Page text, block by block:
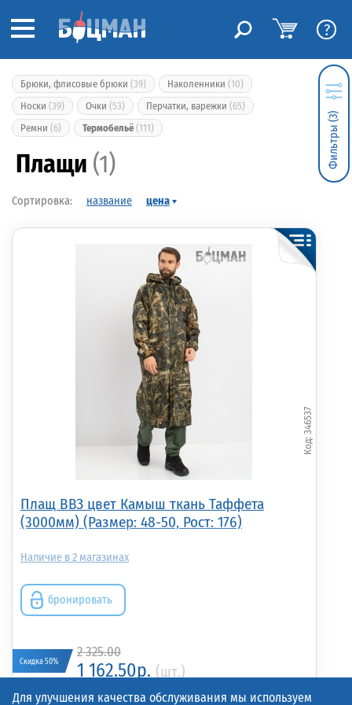
?
Брюки, флисовые брюки (39) Наколенники (10)
Носки (39) Очки (53) Перчатки, варежки (65)
Ремни (6) Термобельё (111)
Плащи (1)
название цена
Плащ ВВЗ цвет Камыш ткань Таффета
(3000мм) (Размер: 48-50, Рост: 176)
346537
2
бронировать
Скидка 50%
2 325.00
1 162.50р. (шт.)
Фильтры (3)
Для улучшения качества обслуживания мы используем